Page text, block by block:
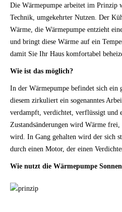
Die Wärmepumpe arbeitet im Prinzip
Technik, umgekehrter Nutzen. Der
Wärme, die Wärmepumpe entzieht
und bringt diese Wärme auf ein
damit Sie Ihr Haus komfortabel
Wie ist das möglich?
In der Wärmepumpe befindet sich ein
diesem zirkuliert ein sogenanntes
verdampft, verdichtet, verflüssigt und
Zustandsänderungen wird Wärme frei,
wird. In Gang gehalten wird der sich
durch einen Motor, der einen
Wie nutzt die Wärmepumpe